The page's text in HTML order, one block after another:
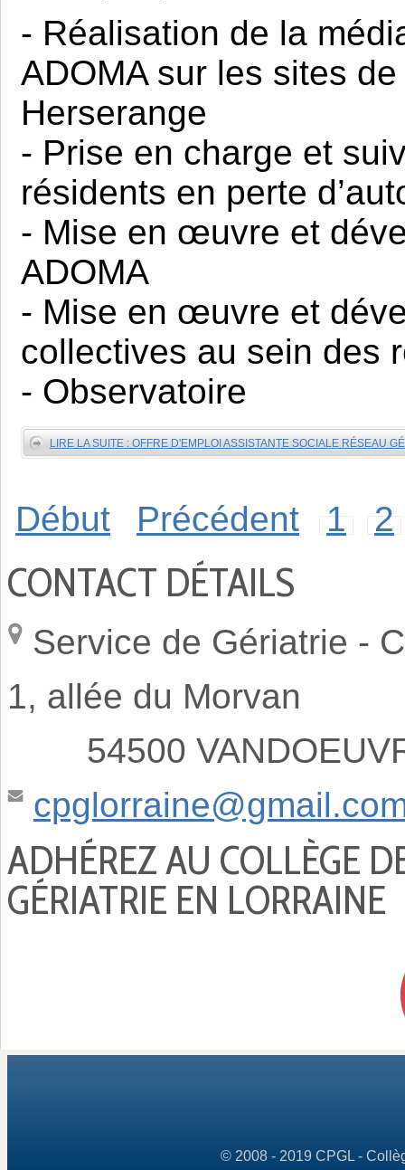
- Réalisation de la
ADOMA sur les sites
Herserange
- Prise en charge et
résidents en perte
- Mise en œuvre et
ADOMA
- Mise en œuvre et
collectives au sein des
- Observatoire
LIRE LA SUITE : OFFRE D'EMPLOI ASSISTANTE SOCIALE RÉSEAU
Début Précédent 1 2
CONTACT DÉTAILS
Service de Gériatrie -
1, allée du Morvan
54500
ADHÉREZ AU COLLÈGE
GÉRIATRIE EN LORRAINE
© 2008 - 2019 CPGL -